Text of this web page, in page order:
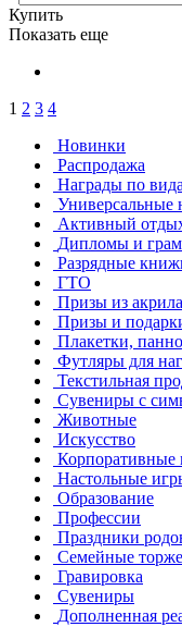
Купить
Показать еще
1 2 3 4
Новинки
Распродажа
Награды по
Универсальные
Активный
Дипломы и
Разрядные
ГТО
Призы из акрила
Призы и
Плакетки,
Футляры для
Текстильная
Сувениры с
Животные
Искусство
Корпоративные
Настольные
Образование
Профессии
Праздники
Семейные
Гравировка
Сувениры
Дополненная